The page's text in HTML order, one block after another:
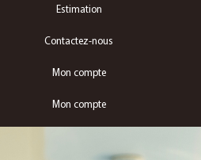
Estimation
Contactez-nous
Mon compte
Mon compte